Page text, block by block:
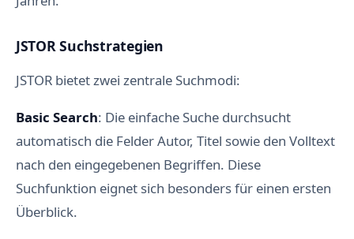
JSTOR Suchstrategien
JSTOR bietet zwei zentrale Suchmodi:
Basic Search: Die einfache Suche durchsucht
automatisch die Felder Autor, Titel sowie den Volltext
nach den eingegebenen Begriffen. Diese
Suchfunktion eignet sich besonders für einen ersten
Überblick.